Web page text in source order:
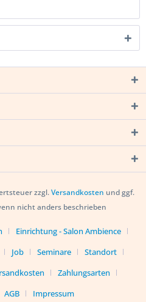
zzgl.Versandkosten und ggf.
nicht anders beschrieben
Einrichtung - Salon Ambience
Job Seminare
Standort
Zahlungsarten
AGB Impressum